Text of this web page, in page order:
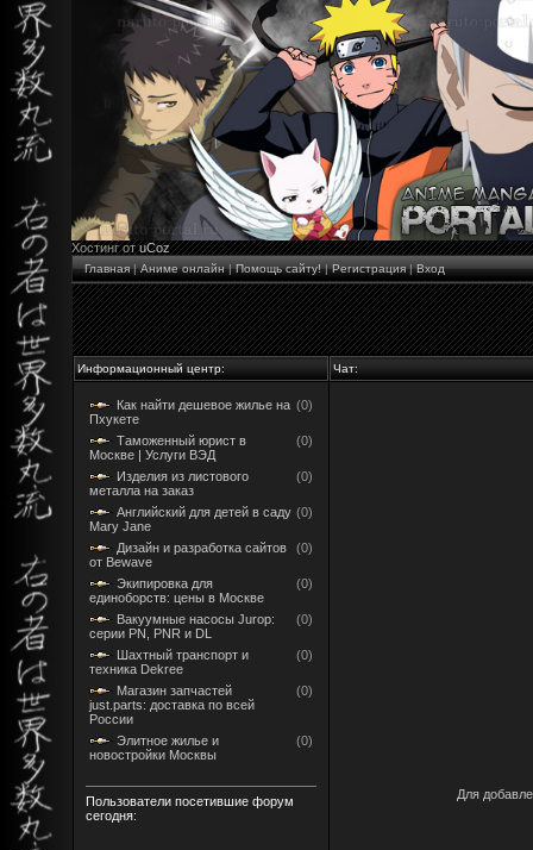
Хостинг отuCoz
Главная|Аниме онлайн|Помощь сайту!|Регистрация|Вход
Информационный центр: Чат:
Как найти дешевое жилье на
Пхукете
(0)
Таможенный юрист в
Москве | Услуги ВЭД
(0)
Изделия из листового
металла на заказ
(0)
Английский для детей в саду
Mary Jane
(0)
Дизайн и разработка сайтов
от Bewave
(0)
Экипировка для
единоборств: цены в Москве
(0)
Вакуумные насосы Jurop:
серии PN, PNR и DL
(0)
Шахтный транспорт и
техника Dekree
(0)
Магазин запчастей
just.parts: доставка по всей
России
(0)
Элитное жилье и
новостройки Москвы
(0)
Пользователи посетившие форум
сегодня:
Для